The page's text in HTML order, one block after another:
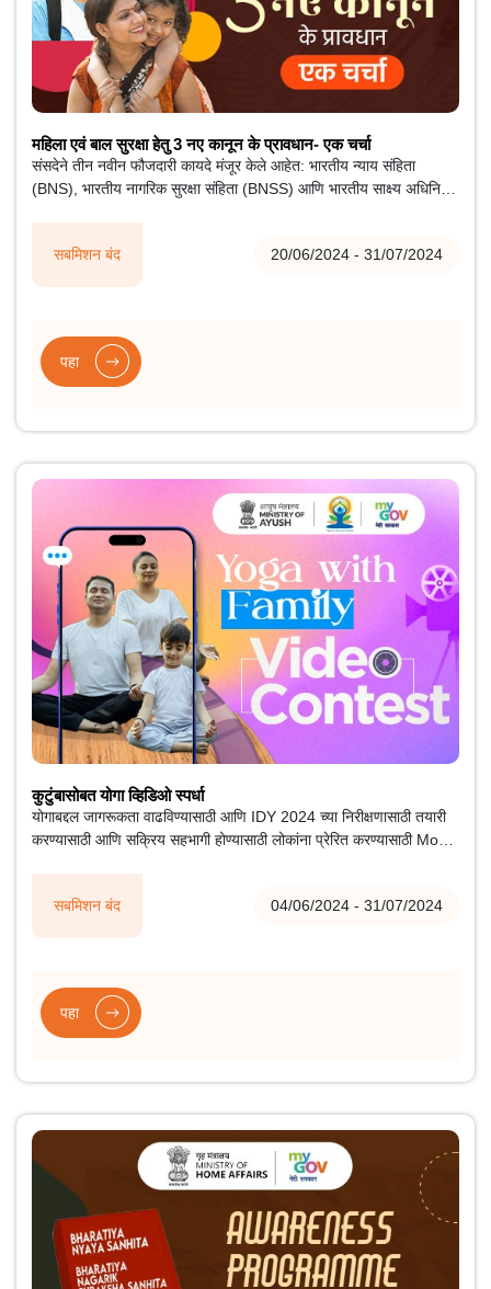
सबमिशन बंद 20/06/2024 - 31/07/2024
महिला एवं बाल सुरक्षा हेतु 3 नए कानून के प्रावधान- एक चर्चा
संसदेने तीन नवीन फौजदारी कायदे मंजूर केले आहेत: भारतीय न्याय संहिता
(BNS), भारतीय नागरिक सुरक्षा संहिता (BNSS) आणि भारतीय साक्ष्य अधिनियम
पहा
सबमिशन बंद 04/06/2024 - 31/07/2024
कुटुंबासोबत योगा व्हिडिओ स्पर्धा
योगाबद्दल जागरूकता वाढविण्यासाठी आणि IDY 2024 च्या निरीक्षणासाठी तयारी
करण्यासाठी आणि सक्रिय सहभागी होण्यासाठी लोकांना प्रेरित करण्यासाठी MoA
पहा